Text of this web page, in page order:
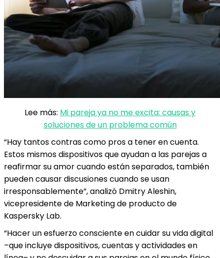
Lee más: Mi pareja ya no me excita: causas y
soluciones de un problema común
“Hay tantos contras como pros a tener en cuenta.
Estos mismos dispositivos que ayudan a las parejas a
reafirmar su amor cuando están separados, también
pueden causar discusiones cuando se usan
irresponsablemente”, analizó Dmitry Aleshin,
vicepresidente de Marketing de producto de
Kaspersky Lab.
“Hacer un esfuerzo consciente en cuidar su vida digital
–que incluye dispositivos, cuentas y actividades en